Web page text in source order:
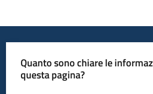
Quanto sono chiare le
questa pagina?